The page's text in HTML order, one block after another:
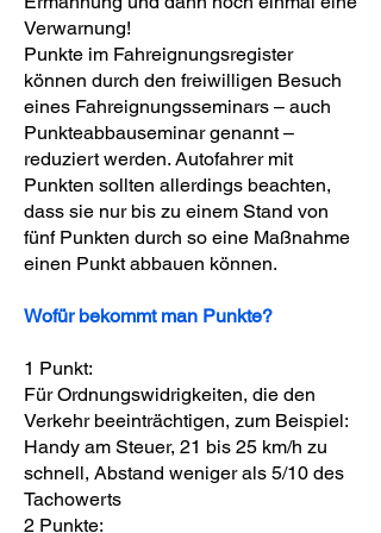
Verwarnung!
Punkte im Fahreignungsregister
können durch den freiwilligen Besuch
eines Fahreignungsseminars – auch
Punkteabbauseminar genannt –
reduziert werden. Autofahrer mit
Punkten sollten allerdings beachten,
dass sie nur bis zu einem Stand von
fünf Punkten durch so eine Maßnahme
einen Punkt abbauen können.
Wofür bekommt man Punkte?
1 Punkt:
Für Ordnungswidrigkeiten, die den
Verkehr beeinträchtigen, zum Beispiel:
Handy am Steuer, 21 bis 25 km/h zu
schnell, Abstand weniger als 5/10 des
Tachowerts
2 Punkte: